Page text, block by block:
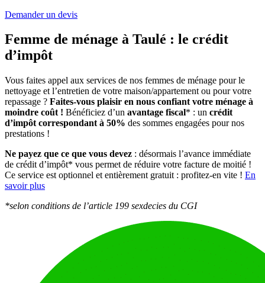
Demander un devis
Femme de ménage à Taulé : le crédit
d’impôt
Vous faites appel aux services de nos femmes de ménage pour le
nettoyage et l’entretien de votre maison/appartement ou pour votre
repassage ? Faites-vous plaisir en nous confiant votre ménage à
moindre coût ! Bénéficiez d’un avantage fiscal* : un crédit
d’impôt correspondant à 50% des sommes engagées pour nos
prestations !
Ne payez que ce que vous devez : désormais l’avance immédiate
de crédit d’impôt* vous permet de réduire votre facture de moitié !
Ce service est optionnel et entièrement gratuit : profitez-en vite ! En
savoir plus
*selon conditions de l’article 199 sexdecies du CGI